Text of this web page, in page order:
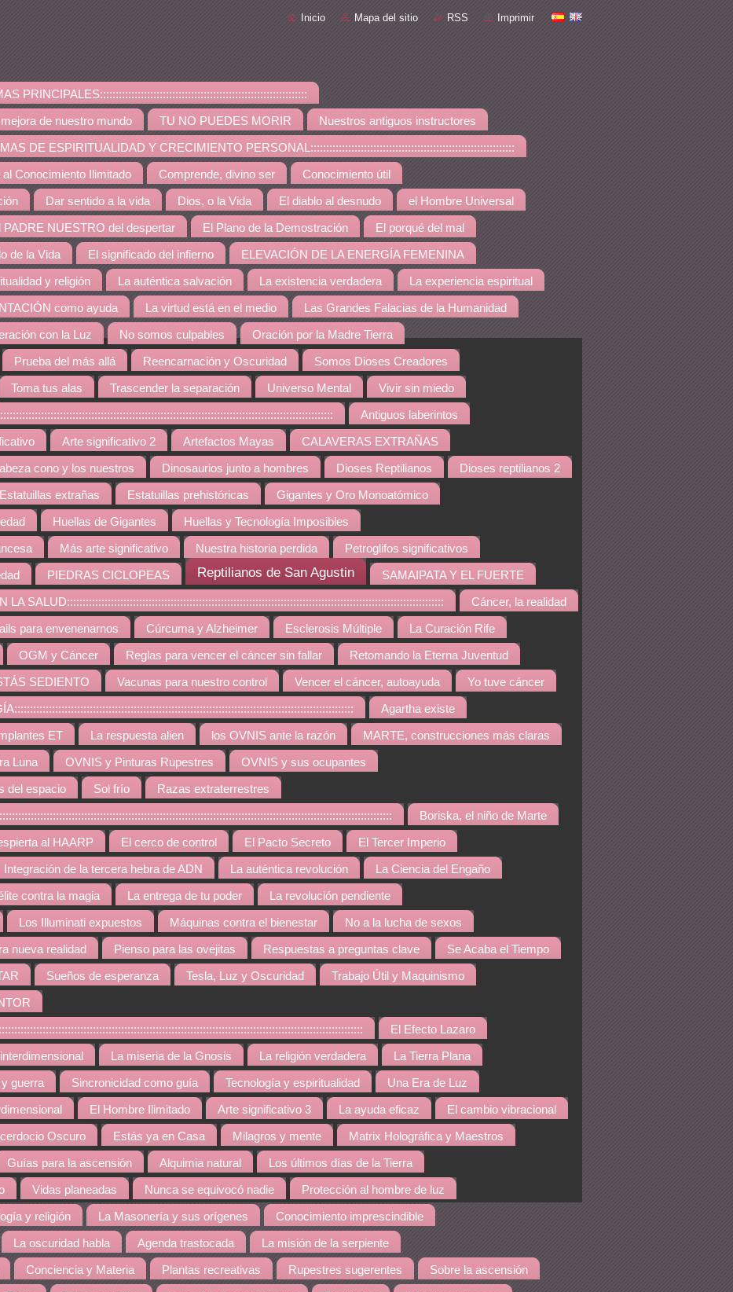
Inicio Mapa del sitio RSS Imprimir
PRINCIPALES::::::::::::::::::::::::::::::::::::::::::::::::::::::::::::::::::
de nuestro mundo TU NO PUEDES MORIR Nuestros antiguos instructores
DE ESPIRITUALIDAD Y CRECIMIENTO PERSONAL:::::::::::::::::::::::::::::::::::::::::::::::::::::::::::::::::
al Conocimiento Ilimitado Comprende, divino ser Conocimiento útil
Dar sentido a la vida Dios, o la Vida El diablo al desnudo el Hombre Universal
PADRE NUESTRO del despertar El Plano de la Demostración El porqué del mal
de la Vida El significado del infierno ELEVACIÓN DE LA ENERGÍA FEMENINA
y religión La auténtica salvación La existencia verdadera La experiencia espiritual
como ayuda La virtud está en el medio Las Grandes Falacias de la Humanidad
con la Luz No somos culpables Oración por la Madre Tierra
Prueba del más allá Reencarnación y Oscuridad Somos Dioses Creadores
Toma tus alas Trascender la separación Universo Mental Vivir sin miedo
Antiguos laberintos
Arte significativo 2 Artefactos Mayas CALAVERAS EXTRAÑAS
cono y los nuestros Dinosaurios junto a hombres Dioses Reptilianos Dioses reptilianos 2
Estatuillas extrañas Estatuillas prehistóricas Gigantes y Oro Monoatómico
Huellas de Gigantes Huellas y Tecnología Imposibles
Más arte significativo Nuestra historia perdida Petroglifos significativos
PIEDRAS CICLOPEAS Reptilianos de San Agustin SAMAIPATA Y EL FUERTE
SALUD:::::::::::::::::::::::::::::::::::::::::::::::::::::::::::::::::::::::::::::::::::::::::::::::::::::::::::::::::::::::: Cáncer, la realidad
para envenenarnos Cúrcuma y Alzheimer Esclerosis Múltiple La Curación Rife
OGM y Cáncer Reglas para vencer el cáncer sin fallar Retomando la Eterna Juventud
SEDIENTO Vacunas para nuestro control Vencer el cáncer, autoayuda Yo tuve cáncer
Agartha existe
ET La respuesta alien los OVNIS ante la razón MARTE, construcciones más claras
Luna OVNIS y Pinturas Rupestres OVNIS y sus ocupantes
del espacio Sol frío Razas extraterrestres
Boriska, el niño de Marte
al HAARP El cerco de control El Pacto Secreto El Tercer Imperio
Integración de la tercera hebra de ADN La auténtica revolución La Ciencia del Engaño
élite contra la magia La entrega de tu poder La revolución pendiente
Los Illuminati expuestos Máquinas contra el bienestar No a la lucha de sexos
nueva realidad Pienso para las ovejitas Respuestas a preguntas clave Se Acaba el Tiempo
Sueños de esperanza Tesla, Luz y Oscuridad Trabajo Útil y Maquinismo
El Efecto Lazaro
La miseria de la Gnosis La religión verdadera La Tierra Plana
y guerra Sincronicidad como guía Tecnología y espiritualidad Una Era de Luz
El Hombre Ilimitado Arte significativo 3 La ayuda eficaz El cambio vibracional
Oscuro Estás ya en Casa Milagros y mente Matrix Holográfica y Maestros
Guías para la ascensión Alquimia natural Los últimos días de la Tierra
Vidas planeadas Nunca se equivocó nadie Protección al hombre de luz
y religión La Masonería y sus orígenes Conocimiento imprescindible
La oscuridad habla Agenda trastocada La misión de la serpiente
Conciencia y Materia Plantas recreativas Rupestres sugerentes Sobre la ascensión